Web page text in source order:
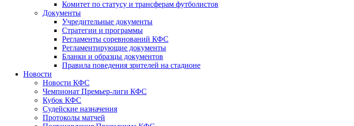
Комитет по статусу и трансферам футболистов
Документы
Учредительные документы
Стратегии и программы
Регламенты соревнований КФС
Регламентирующие документы
Бланки и образцы документов
Правила поведения зрителей на стадионе
Новости
Новости КФС
Чемпионат Премьер-лиги КФС
Кубок КФС
Судейские назначения
Протоколы матчей